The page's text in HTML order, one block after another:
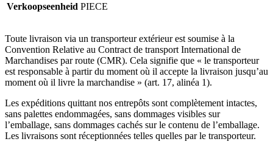
Verkoopseenheid PIECE
Toute livraison via un transporteur extérieur est soumise à la
Convention Relative au Contract de transport International de
Marchandises par route (CMR). Cela signifie que « le transporteur
est responsable à partir du moment où il accepte la livraison jusqu’au
moment où il livre la marchandise » (art. 17, alinéa 1).
Les expéditions quittant nos entrepôts sont complètement intactes,
sans palettes endommagées, sans dommages visibles sur
l’emballage, sans dommages cachés sur le contenu de l’emballage.
Les livraisons sont réceptionnées telles quelles par le transporteur.